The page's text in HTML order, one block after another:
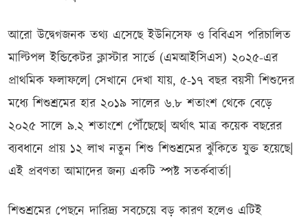
আরো উদ্বেগজনক তথ্য এসেছে ইউনিসেফ ও বিবিএস পরিচালিত
মাল্টিপল ইন্ডিকেটর ক্লাস্টার সার্ভে (এমআইসিএস) ২০২৫-এর
প্রাথমিক ফলাফলে| সেখানে দেখা যায়, ৫-১৭ বছর বয়সী শিশুদের
মধ্যে শিশুশ্রমের হার ২০১৯ সালের ৬.৮ শতাংশ থেকে বেড়ে
২০২৫ সালে ৯.২ শতাংশে পৌঁছেছে| অর্থাৎ মাত্র কয়েক বছরের
ব্যবধানে প্রায় ১২ লাখ নতুন শিশু শিশুশ্রমের ঝুঁকিতে যুক্ত হয়েছে|
এই প্রবণতা আমাদের জন্য একটি স্পষ্ট সতর্কবার্তা|
শিশুশ্রমের পেছনে দারিদ্র্য সবচেয়ে বড় কারণ হলেও এটিই